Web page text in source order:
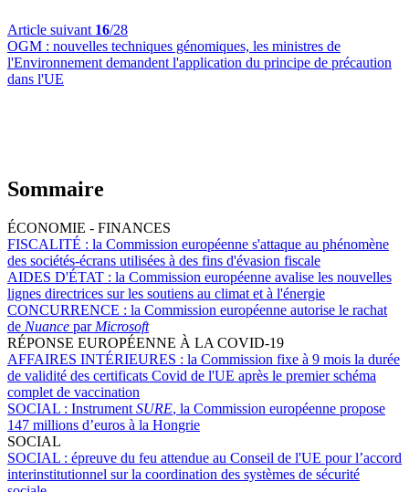
Article suivant 16/28
OGM : nouvelles techniques génomiques, les ministres de
l'Environnement demandent l'application du principe de précaution
dans l'UE
Sommaire
ÉCONOMIE - FINANCES
FISCALITÉ : la Commission européenne s'attaque au phénomène
des sociétés-écrans utilisées à des fins d'évasion fiscale
AIDES D'ÉTAT : la Commission européenne avalise les nouvelles
lignes directrices sur les soutiens au climat et à l'énergie
CONCURRENCE : la Commission européenne autorise le rachat
de Nuance par Microsoft
RÉPONSE EUROPÉENNE À LA COVID-19
AFFAIRES INTÉRIEURES : la Commission fixe à 9 mois la durée
de validité des certificats Covid de l'UE après le premier schéma
complet de vaccination
SOCIAL : Instrument SURE, la Commission européenne propose
147 millions d’euros à la Hongrie
SOCIAL
SOCIAL : épreuve du feu attendue au Conseil de l'UE pour l’accord
interinstitutionnel sur la coordination des systèmes de sécurité